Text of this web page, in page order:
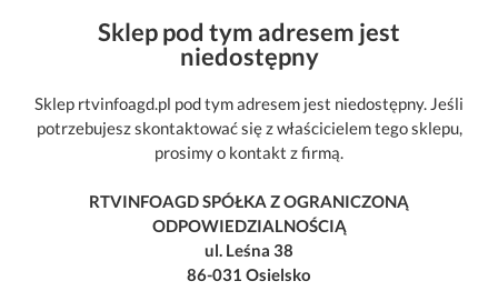
Sklep pod tym adresem jest
niedostępny
Sklep rtvinfoagd.pl pod tym adresem jest niedostępny. Jeśli
potrzebujesz skontaktować się z właścicielem tego sklepu,
prosimy o kontakt z firmą.
RTVINFOAGD SPÓŁKA Z OGRANICZONĄ
ODPOWIEDZIALNOŚCIĄ
ul. Leśna 38
86-031 Osielsko